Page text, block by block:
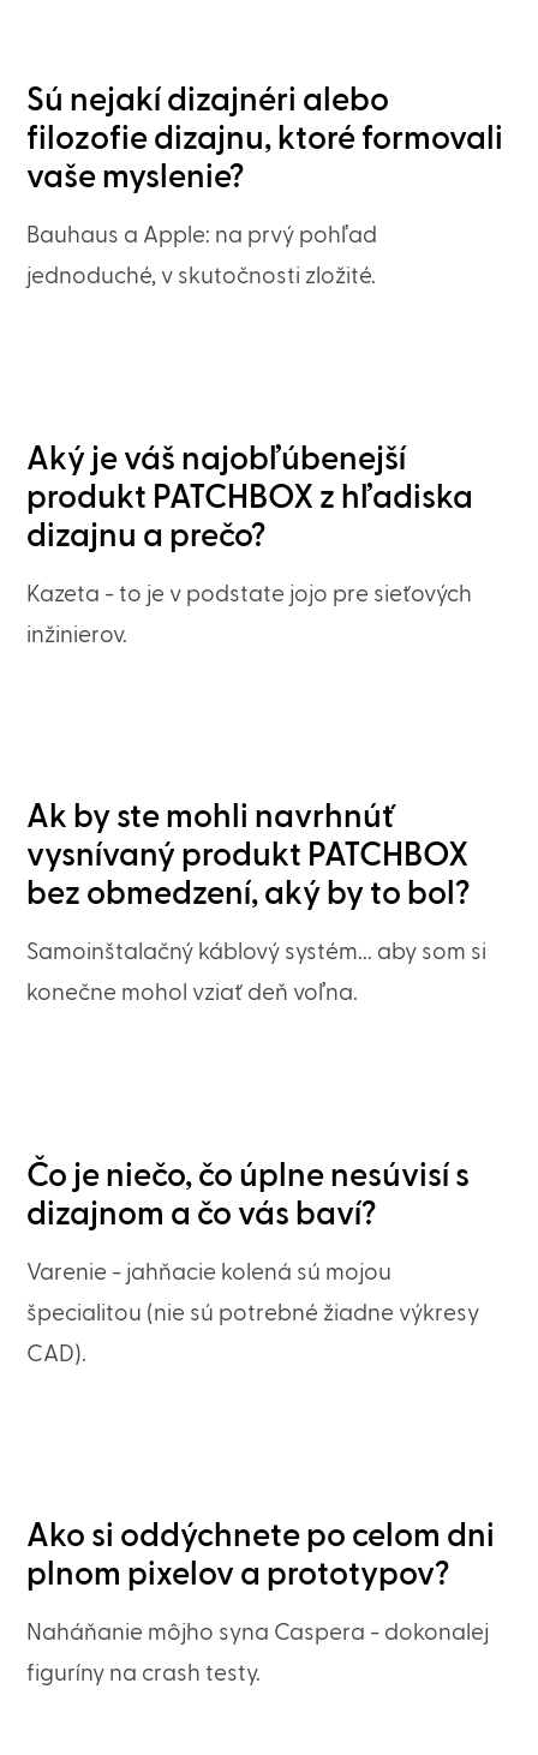
Sú nejakí dizajnéri alebo
filozofie dizajnu, ktoré formovali
vaše myslenie?
Bauhaus a Apple: na prvý pohľad
jednoduché, v skutočnosti zložité.
Aký je váš najobľúbenejší
produkt PATCHBOX z hľadiska
dizajnu a prečo?
Kazeta - to je v podstate jojo pre sieťových
inžinierov.
Ak by ste mohli navrhnúť
vysnívaný produkt PATCHBOX
bez obmedzení, aký by to bol?
Samoinštalačný káblový systém... aby som si
konečne mohol vziať deň voľna.
Čo je niečo, čo úplne nesúvisí s
dizajnom a čo vás baví?
Varenie - jahňacie kolená sú mojou
špecialitou (nie sú potrebné žiadne výkresy
CAD).
Ako si oddýchnete po celom dni
plnom pixelov a prototypov?
Naháňanie môjho syna Caspera - dokonalej
figuríny na crash testy.